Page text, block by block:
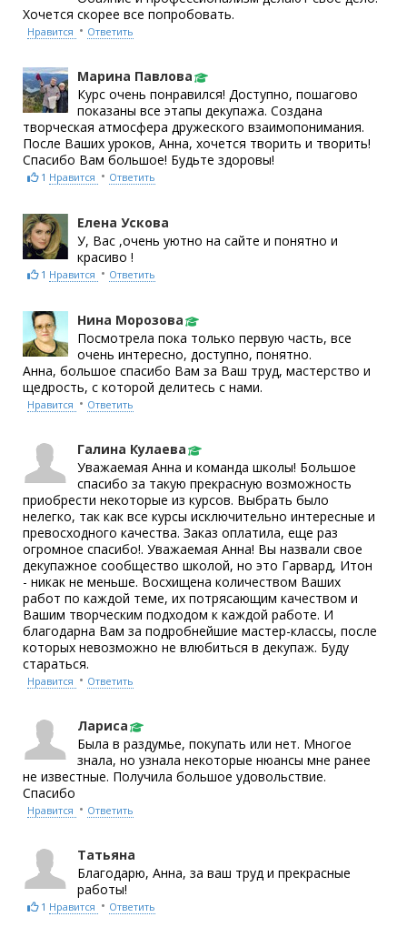
Хочется скорее все попробовать.
Нравится • Ответить
Марина Павлова
Курс очень понравился! Доступно, пошагово
показаны все этапы декупажа. Создана
творческая атмосфера дружеского взаимопонимания.
После Ваших уроков, Анна, хочется творить и творить!
Спасибо Вам большое! Будьте здоровы!
1 Нравится • Ответить
Елена Ускова
У, Вас ,очень уютно на сайте и понятно и
красиво !
1 Нравится • Ответить
Нина Морозова
Посмотрела пока только первую часть, все
очень интересно, доступно, понятно.
Анна, большое спасибо Вам за Ваш труд, мастерство и
щедрость, с которой делитесь с нами.
Нравится • Ответить
Галина Кулаева
Уважаемая Анна и команда школы! Большое
спасибо за такую прекрасную возможность
приобрести некоторые из курсов. Выбрать было
нелегко, так как все курсы исключительно интересные и
превосходного качества. Заказ оплатила, еще раз
огромное спасибо!. Уважаемая Анна! Вы назвали свое
декупажное сообщество школой, но это Гарвард, Итон
- никак не меньше. Восхищена количеством Ваших
работ по каждой теме, их потрясающим качеством и
Вашим творческим подходом к каждой работе. И
благодарна Вам за подробнейшие мастер-классы, после
которых невозможно не влюбиться в декупаж. Буду
стараться.
Нравится • Ответить
Лариса
Была в раздумье, покупать или нет. Многое
знала, но узнала некоторые нюансы мне ранее
не известные. Получила большое удовольствие.
Спасибо
Нравится • Ответить
Татьяна
Благодарю, Анна, за ваш труд и прекрасные
работы!
1 Нравится • Ответить